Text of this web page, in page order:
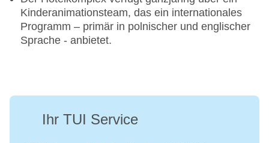
Kinderanimationsteam, das ein internationales
Programm – primär in polnischer und englischer
Sprache - anbietet.
Ihr TUI Service